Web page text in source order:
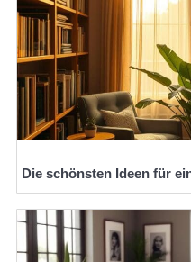
Die schönsten Ideen für